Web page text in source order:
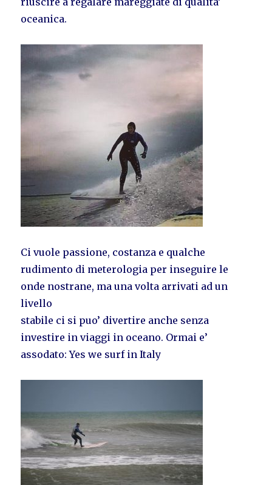
oceanica.
Ci vuole passione, costanza e qualche
rudimento di meterologia per inseguire le
onde nostrane, ma una volta arrivati ad un
livello
stabile ci si puo’ divertire anche senza
investire in viaggi in oceano. Ormai e’
assodato: Yes we surf in Italy